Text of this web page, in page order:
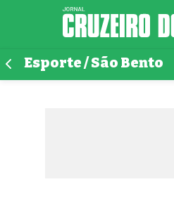
Esporte / São Bento